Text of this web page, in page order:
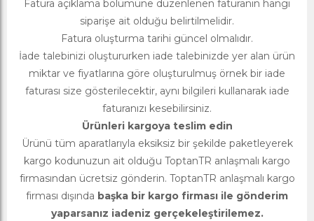
Fatura açıklama bölümüne düzenlenen faturanın hangi
siparişe ait olduğu belirtilmelidir.
Fatura oluşturma tarihi güncel olmalıdır.
İade talebinizi oluştururken iade talebinizde yer alan ürün
miktar ve fiyatlarına göre oluşturulmuş örnek bir iade
faturası size gösterilecektir, aynı bilgileri kullanarak iade
faturanızı kesebilirsiniz.
Ürünleri kargoya teslim edin
Ürünü tüm aparatlarıyla eksiksiz bir şekilde paketleyerek
kargo kodunuzun ait olduğu ToptanTR anlaşmalı kargo
firmasından ücretsiz gönderin. ToptanTR anlaşmalı kargo
firması dışında başka bir kargo firması ile gönderim
yaparsanız iadeniz gerçekeleştirilemez.